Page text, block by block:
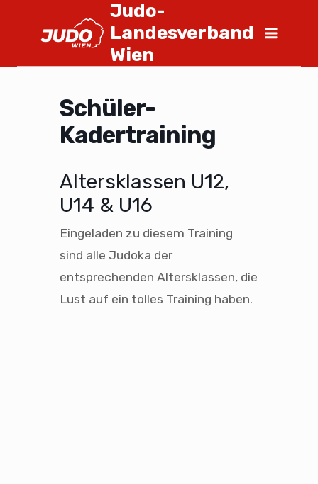
Judo-
Landesverband
Wien
Schüler-
Kadertraining
Altersklassen U12,
U14 & U16
Eingeladen zu diesem Training
sind alle Judoka der
entsprechenden Altersklassen, die
Lust auf ein tolles Training haben.